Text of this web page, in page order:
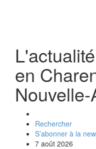
en
Rechercher
S’abonner à la
7 août 2026